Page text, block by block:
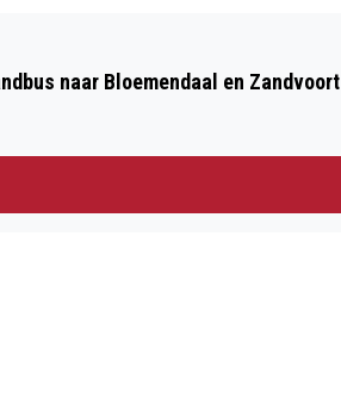
MET 500 WONINGEN
naar Bloemendaal en Zandvoort